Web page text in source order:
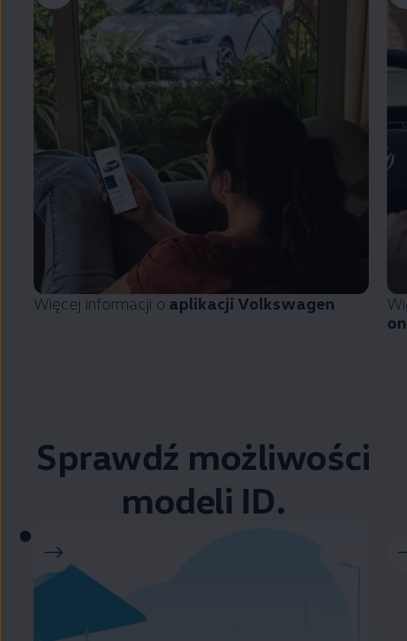
Więcej informacji o aplikacji Volkswagen
Sprawdź możliwości
modeli ID.